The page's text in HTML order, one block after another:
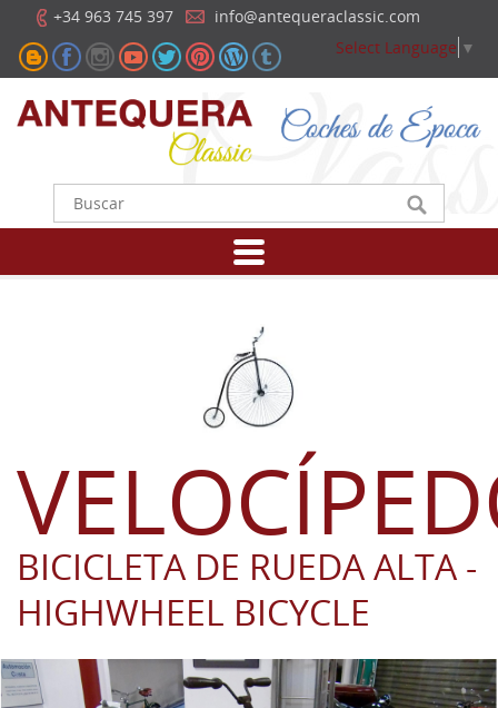
+34 963 745 397
info@antequeraclassic.com
Select Language ▼
BICICLETA DE RUEDA ALTA -
HIGHWHEEL BICYCLE